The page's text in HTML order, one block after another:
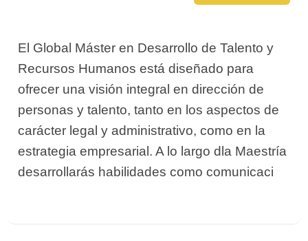
El Global Máster en Desarrollo de Talento y
Recursos Humanos está diseñado para
ofrecer una visión integral en dirección de
personas y talento, tanto en los aspectos de
carácter legal y administrativo, como en la
estrategia empresarial. A lo largo dla Maestría
desarrollarás habilidades como comunicaci